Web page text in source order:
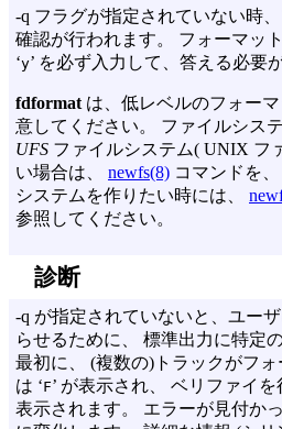
-q フラグが指定されていない時
確認が行われます。 フォーマッ
‘y’ を必ず入力して、答える必要
fdformat は、低レベルのフォー
意してください。 ファイルシス
UFS ファイルシステム( UNIX フ
い場合は、 newfs(8) コマンドを、
システムを作りたい時には、
参照してください。
診断
-q が指定されていないと、ユー
らせるために、 標準出力に特定
最初に、 (複数の)トラックがフ
は ‘F’ が表示され、 ベリファイ
表示されます。 エラーが見付か